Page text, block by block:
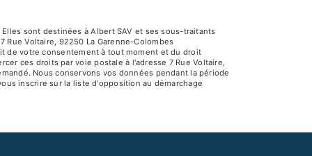
sont destinées à Albert SAV et ses sous-traitants
Voltaire, 92250 La Garenne-Colombes
de votre consentement à tout moment et du droit
ces droits par voie postale à l'adresse 7 Rue Voltaire,
Nous conservons vos données pendant la période
inscrire sur la liste d'opposition au démarchage